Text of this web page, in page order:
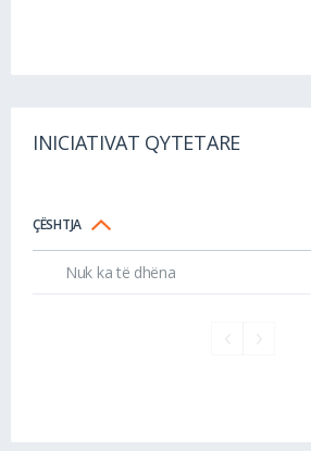
INICIATIVAT QYTETARE
ÇËSHTJA
Nuk ka të dhëna